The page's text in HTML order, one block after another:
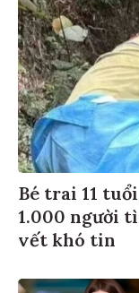
Bé trai 11
1.000 người
vết khó tin